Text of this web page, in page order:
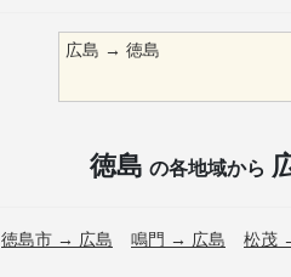
広島 →徳島
徳島 の各地域から
徳島市 → 広島 鳴門 → 広島 松茂